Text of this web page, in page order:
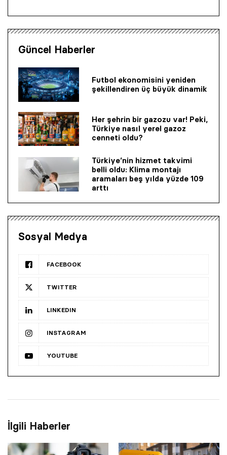
Güncel Haberler
Futbol ekonomisini yeniden
şekillendiren üç büyük dinamik
Her şehrin bir gazozu var! Peki,
Türkiye nasıl yerel gazoz
cenneti oldu?
Türkiye’nin hizmet takvimi
belli oldu: Klima montajı
aramaları beş yılda yüzde 109
arttı
Sosyal Medya
FACEBOOK
TWITTER
LINKEDIN
INSTAGRAM
YOUTUBE
İlgili Haberler